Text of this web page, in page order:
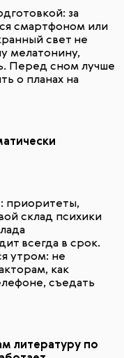
за
смартфоном или
свет не
мелатонину,
Перед сном лучше
о планах на
приоритеты,
склад психики
всегда в срок.
утром: не
как
съедать
литературу по